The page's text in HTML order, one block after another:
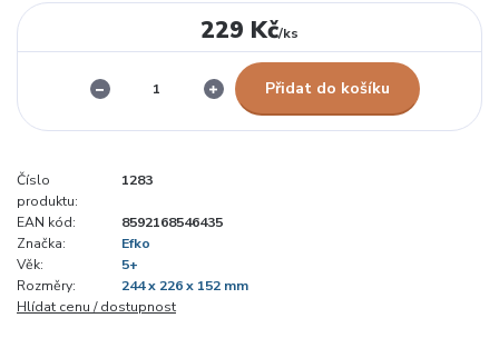
229 Kč/ks
Přidat do košíku
Číslo
produktu:
1283
EAN kód:
8592168546435
Značka:
Efko
Věk:
5+
Rozměry:
244 x 226 x 152 mm
Hlídat cenu / dostupnost